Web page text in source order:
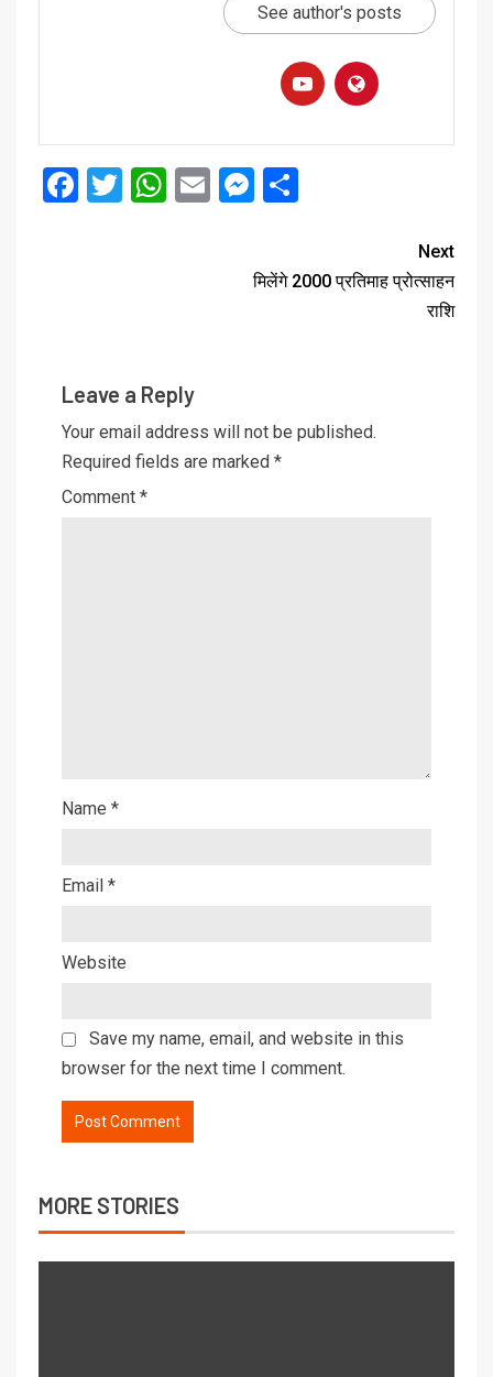
See author's posts
Facebook
Twitter
WhatsApp
EmailMessenger
Next
मिलेंगे 2000 प्रतिमाह प्रोत्साहन
राशि
Leave a Reply
Your email address will not be published.
Required fields are marked *
Comment *
Name *
Email *
Website
Save my name, email, and website in this
browser for the next time I comment.
MORE STORIES